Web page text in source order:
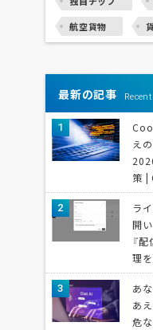
航空貨物
最新の記事
え
策 |
ラ
開
『
理
あ
あ
危